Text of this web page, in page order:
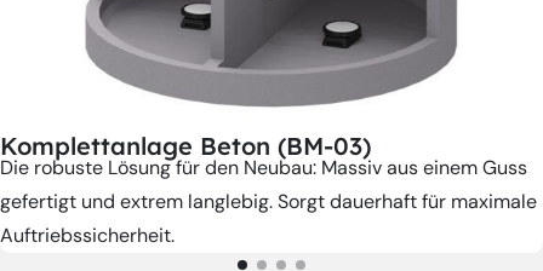
Komplettanlage Beton (BM-03)
Die robuste Lösung für den Neubau: Massiv aus einem Guss
gefertigt und extrem langlebig. Sorgt dauerhaft für maximale
Auftriebssicherheit.